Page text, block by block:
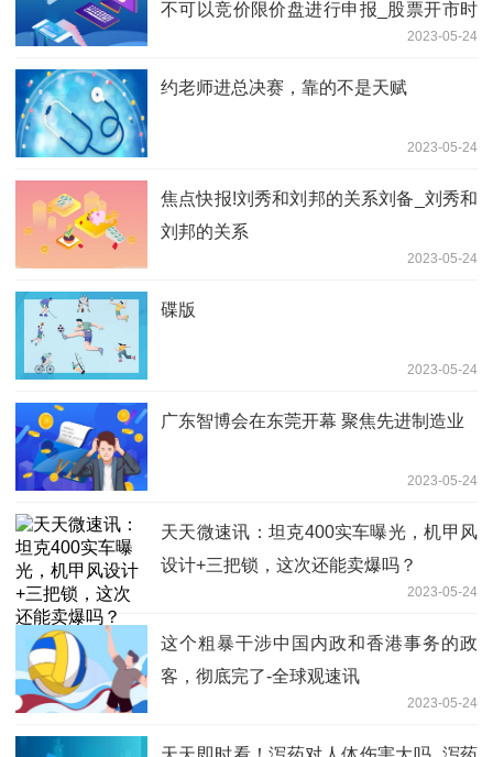
不可以竞价限价盘进行申报_股票开市时
2023-05-24
约老师进总决赛，靠的不是天赋
2023-05-24
焦点快报!刘秀和刘邦的关系刘备_刘秀和
刘邦的关系
2023-05-24
碟版
2023-05-24
广东智博会在东莞开幕 聚焦先进制造业
2023-05-24
天天微速讯：坦克400实车曝光，机甲风
设计+三把锁，这次还能卖爆吗？
2023-05-24
这个粗暴干涉中国内政和香港事务的政
客，彻底完了-全球观速讯
2023-05-24